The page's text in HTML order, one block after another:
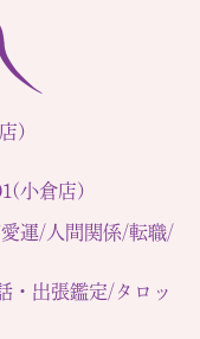
店)
小倉店)
運/人間関係/転職/
・出張鑑定/タロッ